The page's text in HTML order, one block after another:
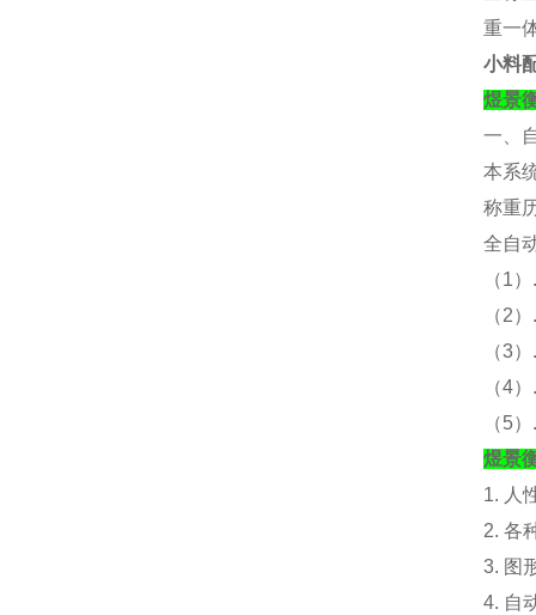
重一
小料
煜景
一、
本系
称重
全自
（1
（2
（3）
（4）
（5
煜景
1. 人
2. 各
3. 图
4. 自